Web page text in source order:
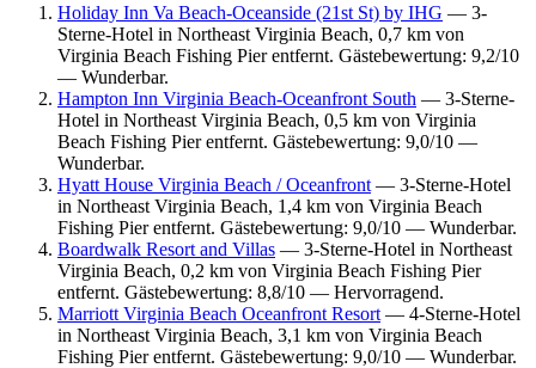
Holiday Inn Va Beach-Oceanside (21st St) by IHG — 3-
Sterne-Hotel in Northeast Virginia Beach, 0,7 km von
Virginia Beach Fishing Pier entfernt. Gästebewertung: 9,2/10
— Wunderbar.
Hampton Inn Virginia Beach-Oceanfront South — 3-Sterne-
Hotel in Northeast Virginia Beach, 0,5 km von Virginia
Beach Fishing Pier entfernt. Gästebewertung: 9,0/10 —
Wunderbar.
Hyatt House Virginia Beach / Oceanfront — 3-Sterne-Hotel
in Northeast Virginia Beach, 1,4 km von Virginia Beach
Fishing Pier entfernt. Gästebewertung: 9,0/10 — Wunderbar.
Boardwalk Resort and Villas — 3-Sterne-Hotel in Northeast
Virginia Beach, 0,2 km von Virginia Beach Fishing Pier
entfernt. Gästebewertung: 8,8/10 — Hervorragend.
Marriott Virginia Beach Oceanfront Resort — 4-Sterne-Hotel
in Northeast Virginia Beach, 3,1 km von Virginia Beach
Fishing Pier entfernt. Gästebewertung: 9,0/10 — Wunderbar.